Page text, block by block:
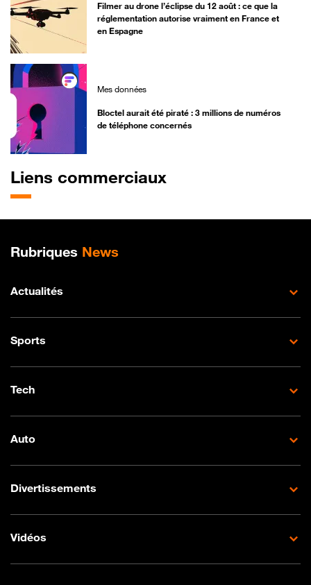
Filmer au drone l’éclipse du 12 août : ce que la
réglementation autorise vraiment en France et
en Espagne
Mes données
Bloctel aurait été piraté : 3 millions de numéros
de téléphone concernés
Liens commerciaux
Plan de site
Rubriques News
Actualités
Sports
Tech
Auto
Divertissements
Vidéos